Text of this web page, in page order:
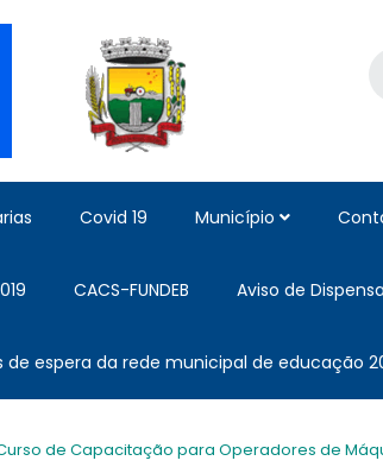
Covid 19 Município
CACS-FUNDEB Aviso de
de espera da rede municipal de educação
de Capacitação para Operadores de